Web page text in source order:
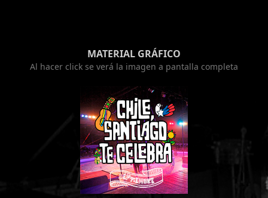
MATERIAL GRÁFICO
Al hacer click se verá la imagen a pantalla completa